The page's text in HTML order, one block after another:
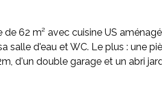
62 m² avec cuisine US
salle d'eau et WC. Le plus : une
d'un double garage et un abri